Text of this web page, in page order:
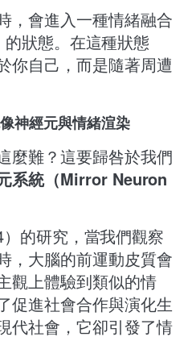
，會進入一種情緒融合
的狀態。在這種狀態
你自己，而是隨著周遭
神經元與情緒渲染
麼難？這要歸咎於我們
系統（Mirror Neuron
的研究，當我們觀察
，大腦的前運動皮質會
觀上體驗到類似的情
促進社會合作與演化生
代社會，它卻引發了情